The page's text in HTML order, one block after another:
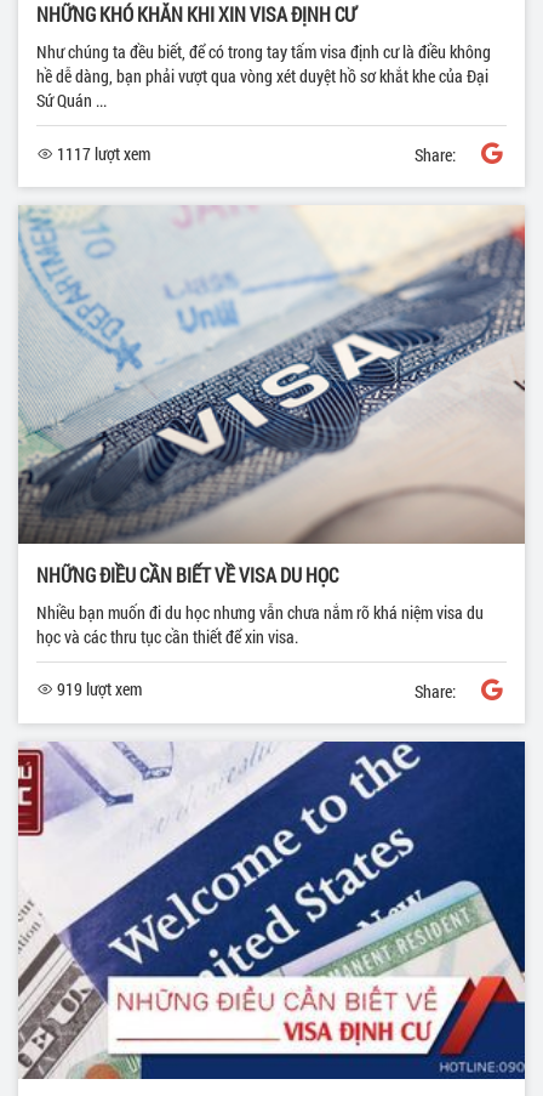
NHỮNG KHÓ KHĂN KHI XIN VISA ĐỊNH CƯ
Như chúng ta đều biết, để có trong tay tấm visa định cư là điều không
hề dễ dàng, bạn phải vượt qua vòng xét duyệt hồ sơ khắt khe của Đại
Sứ Quán ...
1117 lượt xem Share:
NHỮNG ĐIỀU CẦN BIẾT VỀ VISA DU HỌC
Nhiều bạn muốn đi du học nhưng vẫn chưa nắm rõ khá niệm visa du
học và các thru tục cần thiết để xin visa.
919 lượt xem Share: